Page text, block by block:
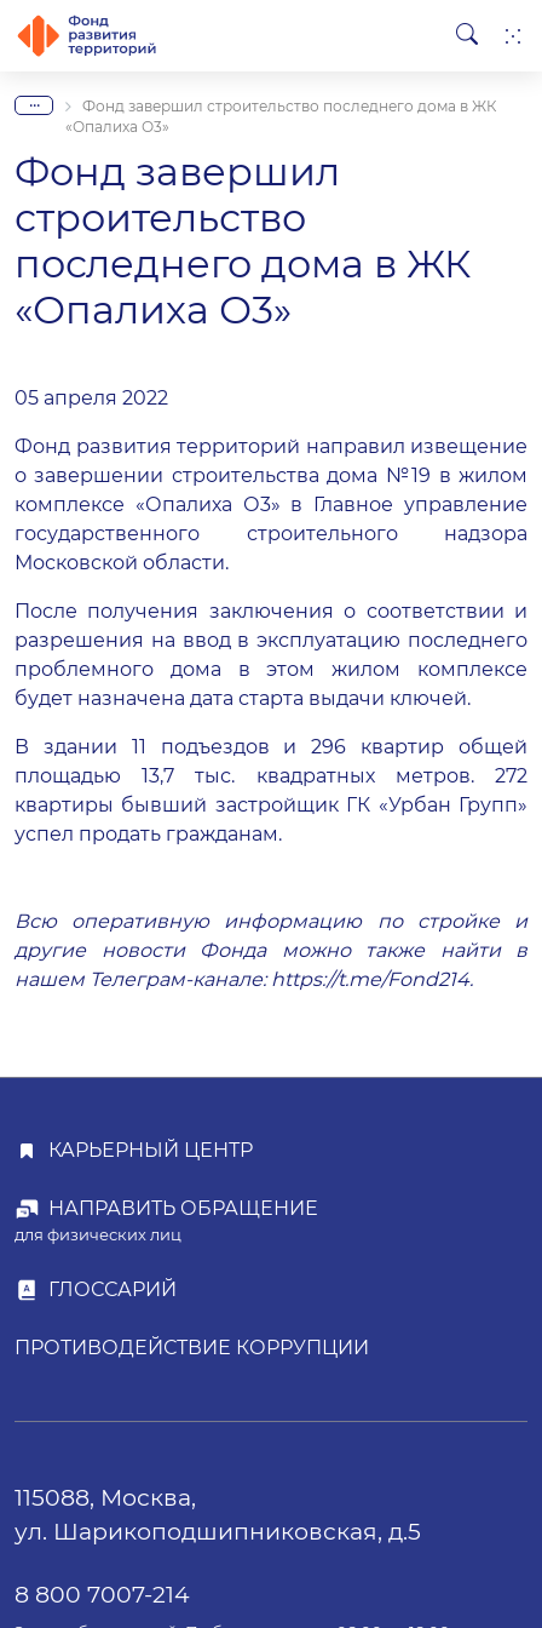
...
Фонд завершил строительство последнего дома в ЖК
«Опалиха О3»
Фонд завершил
строительство
последнего дома в ЖК
«Опалиха О3»
05 апреля 2022
Фонд развития территорий направил извещение
о завершении строительства дома №19 в жилом
комплексе «Опалиха О3» в Главное управление
государственного строительного надзора
Московской области.
После получения заключения о соответствии и
разрешения на ввод в эксплуатацию последнего
проблемного дома в этом жилом комплексе
будет назначена дата старта выдачи ключей.
В здании 11 подъездов и 296 квартир общей
площадью 13,7 тыс. квадратных метров. 272
квартиры бывший застройщик ГК «Урбан Групп»
успел продать гражданам.
Всю оперативную информацию по стройке и
другие новости Фонда можно также найти в
нашем Телеграм-канале:https://t.me/Fond214.
КАРЬЕРНЫЙ ЦЕНТР
НАПРАВИТЬ ОБРАЩЕНИЕ
для физических лиц
ГЛОССАРИЙ
ПРОТИВОДЕЙСТВИЕ КОРРУПЦИИ
115088, Москва,
ул. Шарикоподшипниковская, д.5
8 800 7007-214